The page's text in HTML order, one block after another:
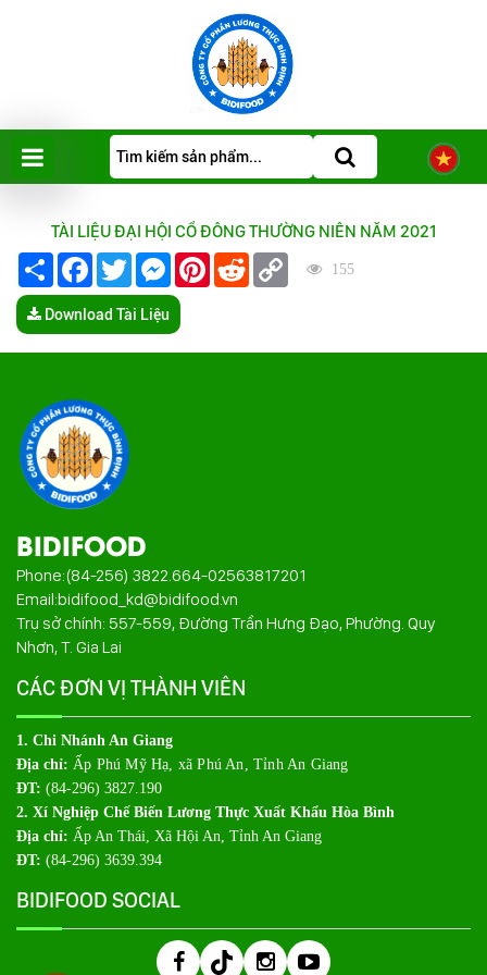
TÀI LIỆU ĐẠI HỘI CỔ ĐÔNG THƯỜNG NIÊN NĂM 2021
Share Facebook
TwitterMessengerPinterestReddit Copy
Link
155
Download Tài Liệu
BIDIFOOD
Phone:(84-256) 3822.664-02563817201
Email:bidifood_kd@bidifood.vn
Trụ sở chính: 557-559, Đường Trần Hưng Đạo, Phường. Quy
Nhơn, T. Gia Lai
CÁC ĐƠN VỊ THÀNH VIÊN
1. Chi Nhánh An Giang
Địa chỉ: Ấp Phú Mỹ Hạ, xã Phú An, Tỉnh An Giang
ĐT: (84-296) 3827.190
2. Xí Nghiệp Chế Biến Lương Thực Xuất Khẩu Hòa Bình
Địa chỉ: Ấp An Thái, Xã Hội An, Tỉnh An Giang
ĐT: (84-296) 3639.394
BIDIFOOD SOCIAL